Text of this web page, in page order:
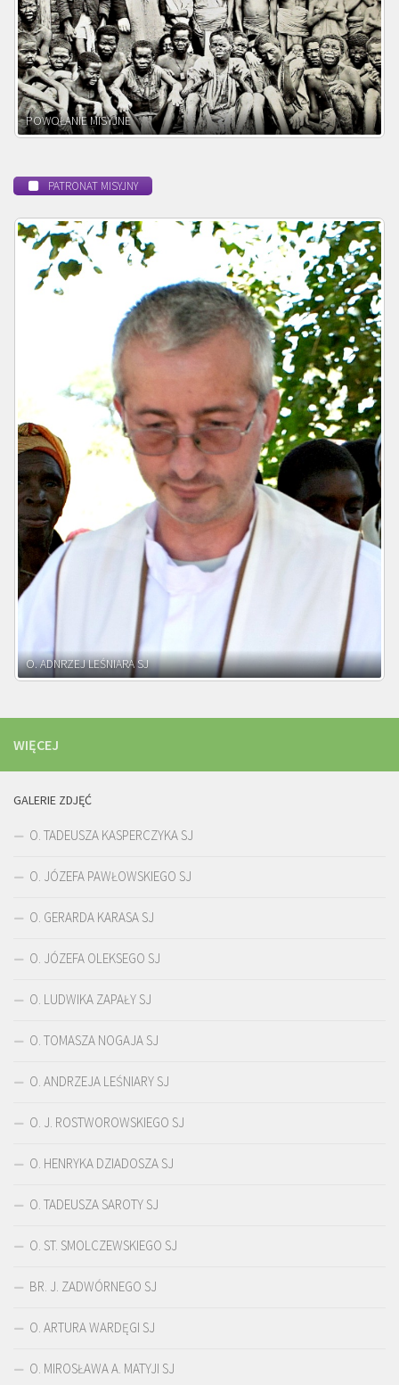
BEATYFIKACJA
PATRONAT MISYJNY
WIĘCEJ
GALERIE ZDJĘĆ
O. TADEUSZA KASPERCZYKA SJ
O. JÓZEFA PAWŁOWSKIEGO SJ
O. GERARDA KARASA SJ
O. JÓZEFA OLEKSEGO SJ
O. LUDWIKA ZAPAŁY SJ
O. TOMASZA NOGAJA SJ
O. ANDRZEJA LEŚNIARY SJ
O. J. ROSTWOROWSKIEGO SJ
O. HENRYKA DZIADOSZA SJ
O. TADEUSZA SAROTY SJ
O. ST. SMOLCZEWSKIEGO SJ
BR. J. ZADWÓRNEGO SJ
O. ARTURA WARDĘGI SJ
O. MIROSŁAWA A. MATYJI SJ